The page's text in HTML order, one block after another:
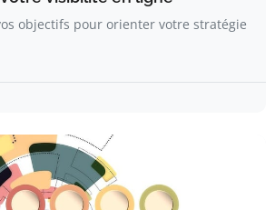
objectifs pour orienter votre stratégie